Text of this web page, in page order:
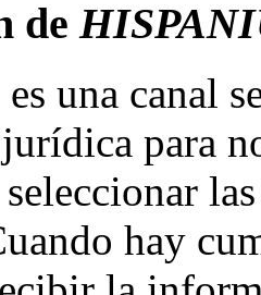
de
una canal
para
hay